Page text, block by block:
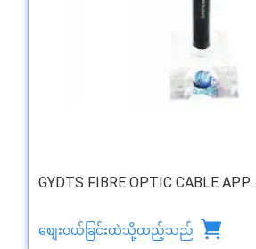
GYDTS FIBRE OPTIC CABLE APP...
စျေးဝယ်ခြင်းထဲသို့ထည့်သည်